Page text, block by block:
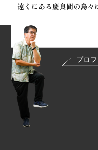
遠くにある慶良間の島々